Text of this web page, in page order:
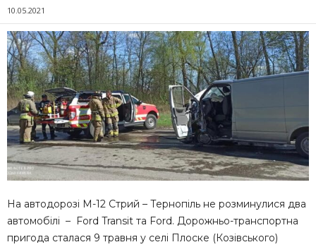
10.05.2021
На автодорозі М-12 Стрий – Тернопіль не розминулися два
автомобілі – Ford Transit та Ford. Дорожньо-транспортна
пригода сталася 9 травня у селі Плоске (Козівського)